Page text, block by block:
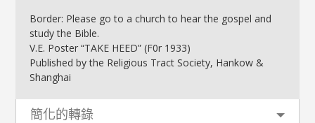
Border: Please go to a church to hear the gospel and
study the Bible.
V.E. Poster “TAKE HEED” (F0r 1933)
Published by the Religious Tract Society, Hankow &
Shanghai
簡化的轉錄